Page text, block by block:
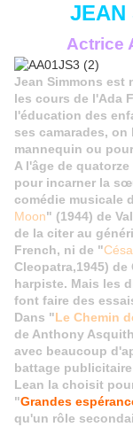
JEAN
Actrice
Jean Simmons est
les cours de l'Ada
l'éducation des
ses camarades,
mannequin ou
A l'âge de
pour incarner la
comédie musicale
Moon" (1944) de
de la citer au
French, ni de "
Cleopatra,1945)
harpiste. Mais les
font faire des
Dans "Le Chemin
de Anthony
avec beaucoup
battage
Lean la choisit
"Grandes
qu'un rôle